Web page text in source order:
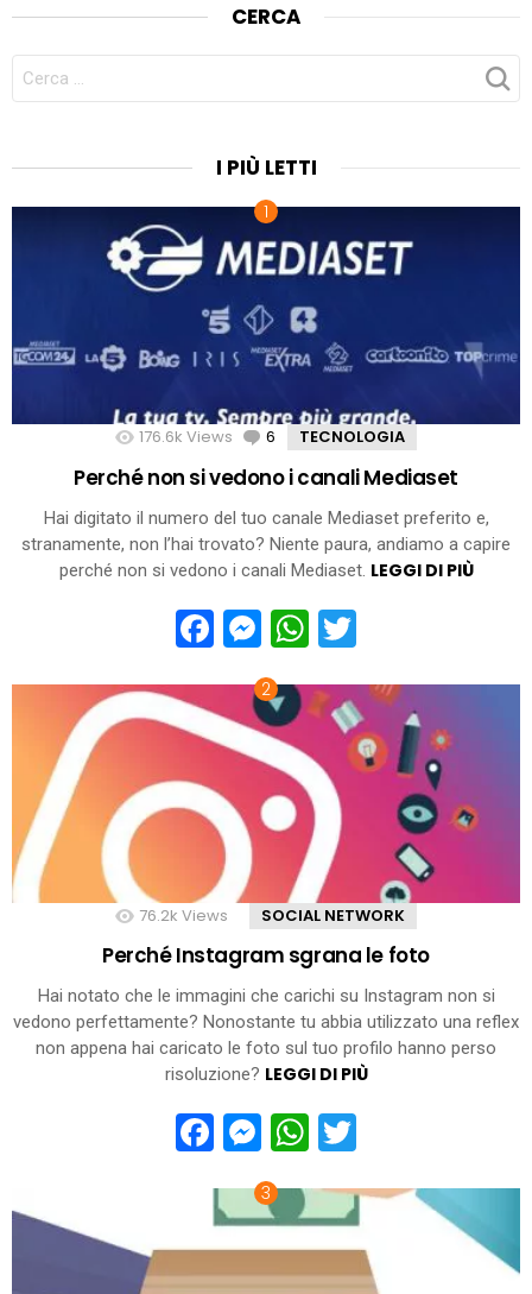
CERCA
CERCA
PER:
I PIÙ LETTI
176.6k Views 6 Comments
TECNOLOGIA
Perché non si vedono i canali Mediaset
Hai digitato il numero del tuo canale Mediaset preferito e,
stranamente, non l’hai trovato? Niente paura, andiamo a capire
perché non si vedono i canali Mediaset. LEGGI DI PIÙ
Facebook
Messenger
WhatsApp
76.2k Views SOCIAL NETWORK
Perché Instagram sgrana le foto
Hai notato che le immagini che carichi su Instagram non si
vedono perfettamente? Nonostante tu abbia utilizzato una reflex
non appena hai caricato le foto sul tuo profilo hanno perso
risoluzione? LEGGI DI PIÙ
Facebook
Messenger
WhatsApp